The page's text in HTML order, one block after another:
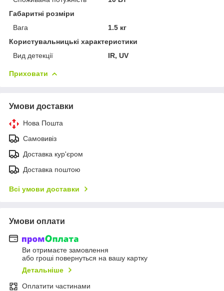
Габаритні розміри
Вага
1.5 кг
Користувальницькі характеристики
Вид детекції
IR, UV
Приховати
Умови доставки
Нова Пошта
Самовивіз
Доставка кур'єром
Доставка поштою
Всі умови доставки
Умови оплати
Ви отримаєте замовлення
або гроші повернуться на вашу картку
Детальніше
Оплатити частинами